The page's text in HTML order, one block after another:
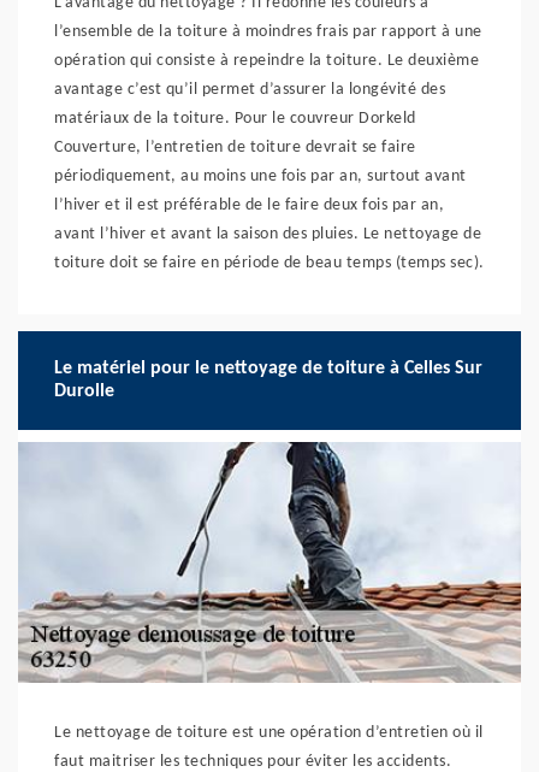
l’ensemble de la toiture à moindres frais par rapport à une
opération qui consiste à repeindre la toiture. Le deuxième
avantage c’est qu’il permet d’assurer la longévité des
matériaux de la toiture. Pour le couvreur Dorkeld
Couverture, l’entretien de toiture devrait se faire
périodiquement, au moins une fois par an, surtout avant
l’hiver et il est préférable de le faire deux fois par an,
avant l’hiver et avant la saison des pluies. Le nettoyage de
toiture doit se faire en période de beau temps (temps sec).
Le matériel pour le nettoyage de toiture à Celles Sur
Durolle
Le nettoyage de toiture est une opération d’entretien où il
faut maitriser les techniques pour éviter les accidents.